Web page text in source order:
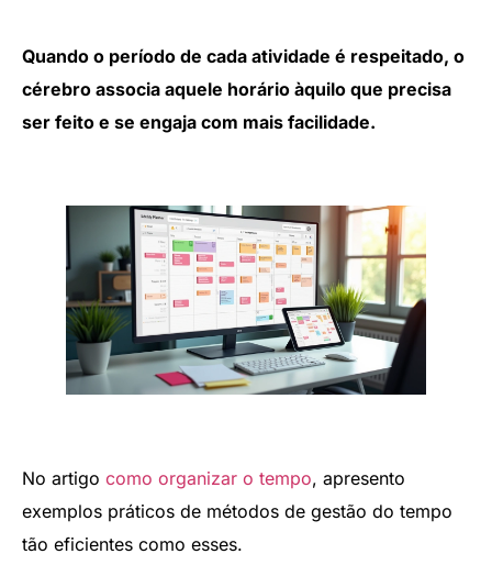
Quando o período de cada atividade é respeitado, o
cérebro associa aquele horário àquilo que precisa
ser feito e se engaja com mais facilidade.
No artigo como organizar o tempo, apresento
exemplos práticos de métodos de gestão do tempo
tão eficientes como esses.